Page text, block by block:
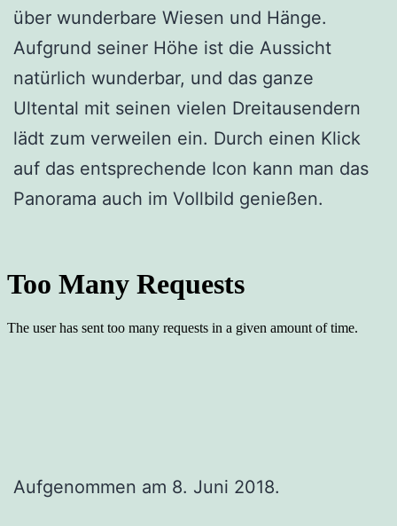
über wunderbare Wiesen und Hänge.
Aufgrund seiner Höhe ist die Aussicht
natürlich wunderbar, und das ganze
Ultental mit seinen vielen Dreitausendern
lädt zum verweilen ein. Durch einen Klick
auf das entsprechende Icon kann man das
Panorama auch im Vollbild genießen.
Aufgenommen am 8. Juni 2018.